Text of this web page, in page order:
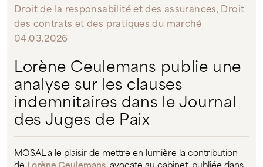
Droit de la responsabilité et des assurances, Droit
des contrats et des pratiques du marché
04.03.2026
Lorène Ceulemans publie une
analyse sur les clauses
indemnitaires dans le Journal
des Juges de Paix
MOSAL a le plaisir de mettre en lumière la contribution